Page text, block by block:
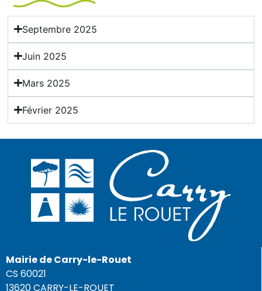
Septembre 2025
Juin 2025
Mars 2025
Février 2025
Mairie de Carry-le-Rouet
CS 60021
13620 CARRY-LE-ROUET